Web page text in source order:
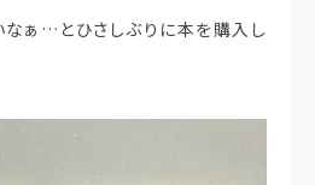
ぁ…とひさしぶりに本を購入し